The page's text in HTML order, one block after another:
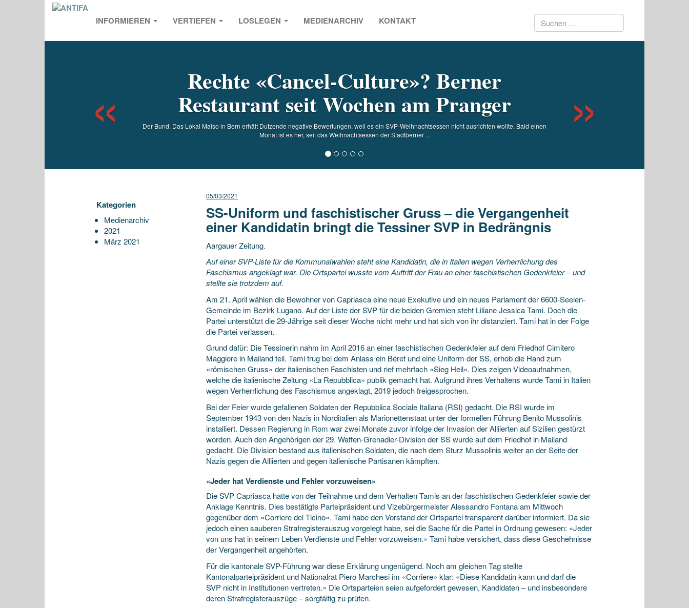
INFORMIEREN VERTIEFEN LOSLEGEN MEDIENARCHIV KONTAKT Suchen
Rechte «Cancel-Culture»? Berner
Restaurant seit Wochen am Pranger
Der Bund. Das Lokal Malso in Bern erhält Dutzende negative Bewertungen, weil es ein SVP-Weihnachtsessen nicht ausrichten wollte. Bald einen
Monat ist es her, seit das Weihnachtsessen der Stadtberner ...
Previous
Kategorien
Medienarchiv
2021
März 2021
05/03/2021
SS-Uniform und faschistischer Gruss – die Vergangenheit
einer Kandidatin bringt die Tessiner SVP in Bedrängnis
Aargauer Zeitung.
Auf einer SVP-Liste für die Kommunalwahlen steht eine Kandidatin, die in Italien wegen Verherrlichung des
Faschismus angeklagt war. Die Ortspartei wusste vom Auftritt der Frau an einer faschistischen Gedenkfeier – und
stellte sie trotzdem auf.
Am 21. April wählen die Bewohner von Capriasca eine neue Exekutive und ein neues Parlament der 6600-Seelen-
Gemeinde im Bezirk Lugano. Auf der Liste der SVP für die beiden Gremien steht Liliane Jessica Tami. Doch die
Partei unterstützt die 29-Jährige seit dieser Woche nicht mehr und hat sich von ihr distanziert. Tami hat in der Folge
die Partei verlassen.
Grund dafür: Die Tessinerin nahm im April 2016 an einer faschistischen Gedenkfeier auf dem Friedhof Cimitero
Maggiore in Mailand teil. Tami trug bei dem Anlass ein Béret und eine Uniform der SS, erhob die Hand zum
«römischen Gruss» der italienischen Faschisten und rief mehrfach «Sieg Heil». Dies zeigen Videoaufnahmen,
welche die italienische Zeitung «La Repubblica» publik gemacht hat. Aufgrund ihres Verhaltens wurde Tami in Italien
wegen Verherrlichung des Faschismus angeklagt, 2019 jedoch freigesprochen.
Bei der Feier wurde gefallenen Soldaten der Repubblica Sociale Italiana (RSI) gedacht. Die RSI wurde im
September 1943 von den Nazis in Norditalien als Marionettenstaat unter der formellen Führung Benito Mussolinis
installiert. Dessen Regierung in Rom war zwei Monate zuvor infolge der Invasion der Alliierten auf Sizilien gestürzt
worden. Auch den Angehörigen der 29. Waffen-Grenadier-Division der SS wurde auf dem Friedhof in Mailand
gedacht. Die Division bestand aus italienischen Soldaten, die nach dem Sturz Mussolinis weiter an der Seite der
Nazis gegen die Alliierten und gegen italienische Partisanen kämpften.
«Jeder hat Verdienste und Fehler vorzuweisen»
Die SVP Capriasca hatte von der Teilnahme und dem Verhalten Tamis an der faschistischen Gedenkfeier sowie der
Anklage Kenntnis. Dies bestätigte Parteipräsident und Vizebürgermeister Alessandro Fontana am Mittwoch
gegenüber dem «Corriere del Ticino». Tami habe den Vorstand der Ortspartei transparent darüber informiert. Da sie
jedoch einen sauberen Strafregisterauszug vorgelegt habe, sei die Sache für die Partei in Ordnung gewesen: «Jeder
von uns hat in seinem Leben Verdienste und Fehler vorzuweisen.» Tami habe versichert, dass diese Geschehnisse
der Vergangenheit angehörten.
Für die kantonale SVP-Führung war diese Erklärung ungenügend. Noch am gleichen Tag stellte
Kantonalparteipräsident und Nationalrat Piero Marchesi im «Corriere» klar: «Diese Kandidatin kann und darf die
SVP nicht in Institutionen vertreten.» Die Ortsparteien seien aufgefordert gewesen, Kandidaten – und insbesondere
deren Strafregisterauszüge – sorgfältig zu prüfen.